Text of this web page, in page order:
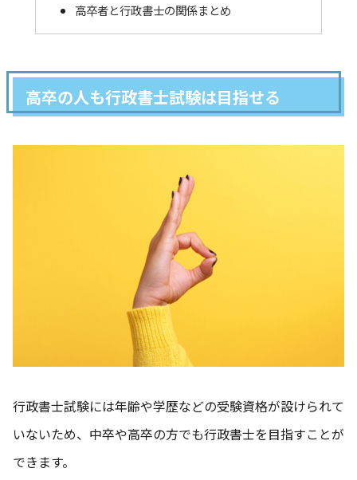
高卒者と行政書士の関係まとめ
高卒の人も行政書士試験は目指せる
行政書士試験には年齢や学歴などの受験資格が設けられて
いないため、中卒や高卒の方でも行政書士を目指すことが
できます。